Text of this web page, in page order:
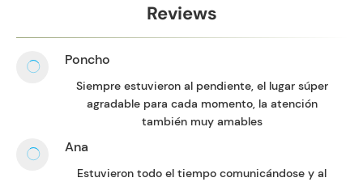
Reviews
Poncho
Siempre estuvieron al pendiente, el lugar súper
agradable para cada momento, la atención
también muy amables
Ana
Estuvieron todo el tiempo comunicándose y al